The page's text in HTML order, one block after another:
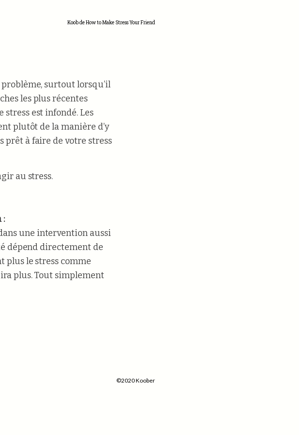
Koob de How to Make Stress Your Friend
problème, surtout lorsqu’il
les plus récentes
est infondé. Les
plutôt de la manière d’y
prêt à faire de votre stress
au stress.
:
une intervention aussi
dépend directement de
plus le stress comme
plus. Tout simplement
©2020 Koober